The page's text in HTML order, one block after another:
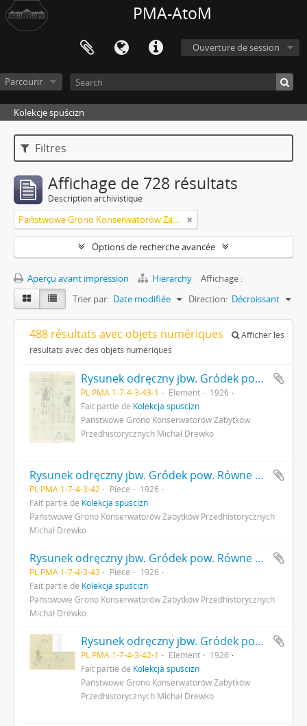
PMA-AtoM
Ouverture de session
Parcourir
Kolekcje spuścizn
Filtres
Affichage de 728 résultats
Description archivistique
Państwowe Grono Konserwatorów Zabytków Przedhistorycznych Michał Drewko
Options de recherche avancée
Aperçu avant impression Hierarchy
Affichage :
Trier par: Date modifiée Direction: Décroissant
488 résultats avec objets numériques
Afficher les
résultats avec des objets numériques
Rysunek odręczny jbw. Gródek pow. Równe pole "Nad Rudnikiem". Plan jamy grobowych szkieletów XIIID XIIIE oraz XIIIF w kurhanie XIII. Skala: 1:10(?). Autor: M. Drewko 1926 r. s. 1: rysunek na papierze strona z pieczątką Działu Dokumentacji PMA.
PL PMA 1-7-4-3-43-1 Element
1926
Fait partie de Kolekcja spuścizn
Państwowe Grono Konserwatorów Zabytków
Przedhistorycznych Michał Drewko
Rysunek odręczny jbw. Gródek pow. Równe pole "Nad Rudnikiem". Plan jamy grobowej szkieletu XIIIB oraz pochówków szkieletowych XIIIA i XIIIB w kurhanie XIII. Skala: 1:10(?). Autor: M. Drewko 1926 r.
PL PMA 1-7-4-3-42 Pièce
1926
Fait partie de Kolekcja spuścizn
Państwowe Grono Konserwatorów Zabytków Przedhistorycznych
Michał Drewko
Rysunek odręczny jbw. Gródek pow. Równe pole "Nad Rudnikiem". Plan jamy grobowych szkieletów XIIID XIIIE oraz XIIIF w kurhanie XIII. Skala: 1:10(?). Autor: M. Drewko 1926 r.
PL PMA 1-7-4-3-43 Pièce
1926
Fait partie de Kolekcja spuścizn
Państwowe Grono Konserwatorów Zabytków Przedhistorycznych
Michał Drewko
Rysunek odręczny jbw. Gródek pow. Równe pole "Nad Rudnikiem". Plan jamy grobowej szkieletu XIIIB oraz pochówków szkieletowych XIIIA i XIIIB w kurhanie XIII. Skala: 1:10(?). Autor: M. Drewko 1926 r. s. 1: rysunek na papierze strona z pieczątką Działu Dokumentacji PMA.
PL PMA 1-7-4-3-42-1 Element
1926
Fait partie de Kolekcja spuścizn
Państwowe Grono Konserwatorów Zabytków
Przedhistorycznych Michał Drewko